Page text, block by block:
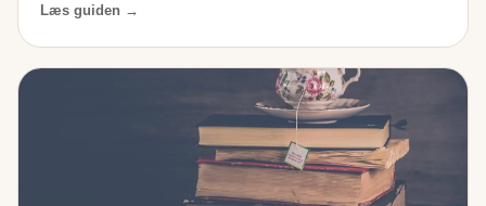
Læs guiden →